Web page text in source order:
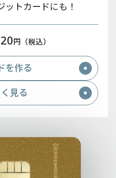
ットカードにも！
円（税込）
を作る
見る